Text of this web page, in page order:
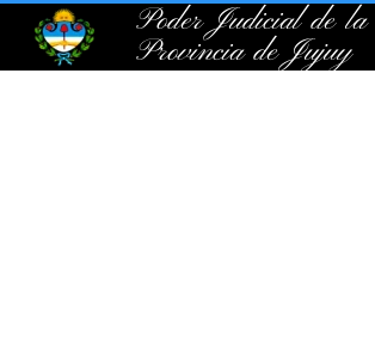
Poder Judicial de la
Provincia de Jujuy